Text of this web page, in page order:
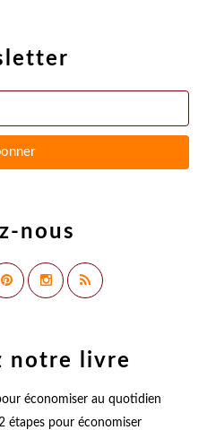
nous
notre livre
étapes pour économiser